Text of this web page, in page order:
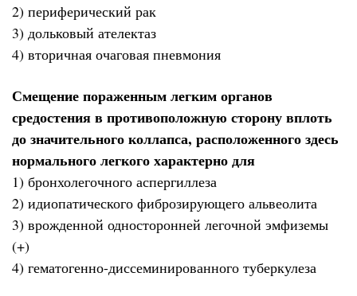
2) периферический рак
3) дольковый ателектаз
4) вторичная очаговая пневмония
Смещение пораженным легким органов
средостения в противоположную сторону вплоть
до значительного коллапса, расположенного здесь
нормального легкого характерно для
1) бронхолегочного аспергиллеза
2) идиопатического фиброзирующего альвеолита
3) врожденной односторонней легочной эмфиземы
(+)
4) гематогенно-диссеминированного туберкулеза